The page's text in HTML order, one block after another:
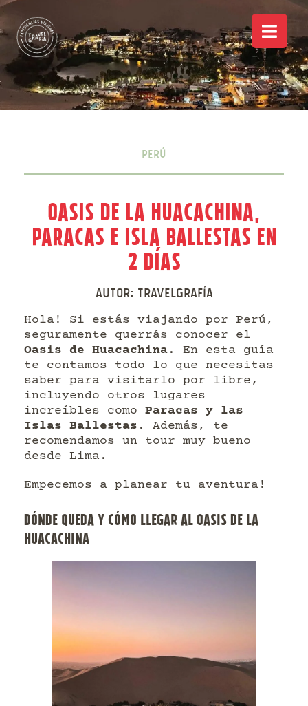
Perú
Oasis de la Huacachina,
Paracas e Isla Ballestas en
2 días
Autor: Travelgrafía
Hola! Si estás viajando por Perú,
seguramente querrás conocer el
Oasis de Huacachina . En esta guía
te contamos todo lo que necesitas
saber para visitarlo por libre,
incluyendo otros lugares
increíbles como Paracas y las
Islas Ballestas . Además, te
recomendamos un tour muy bueno
desde Lima.
Empecemos a planear tu aventura!
DÓNDE QUEDA Y CÓMO LLEGAR AL OASIS DE LA
HUACACHINA